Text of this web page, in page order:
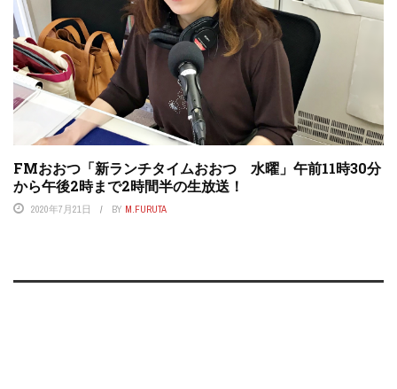
FMおおつ「新ランチタイムおおつ 水曜」午前11時30分
から午後2時まで2時間半の生放送！
2020年7月21日 BY M.FURUTA